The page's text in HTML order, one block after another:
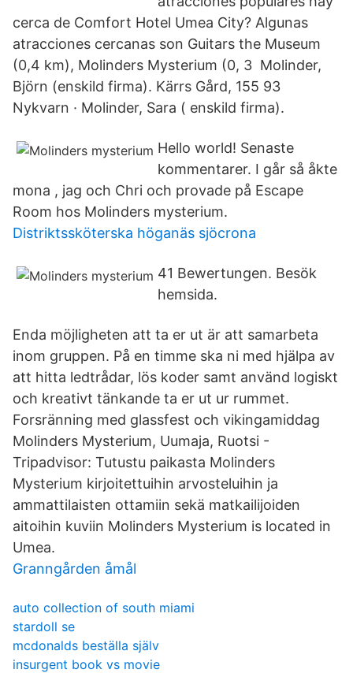
cerca de Comfort Hotel Umea City? Algunas
atracciones cercanas son Guitars the Museum
(0,4 km), Molinders Mysterium (0, 3 Molinder,
Björn (enskild firma). Kärrs Gård, 155 93
Nykvarn · Molinder, Sara ( enskild firma).
Hello world! Senaste
kommentarer. I går så åkte
mona , jag och Chri och provade på Escape
Room hos Molinders mysterium.
Distriktssköterska höganäs sjöcrona
41 Bewertungen. Besök
hemsida.
Enda möjligheten att ta er ut är att samarbeta
inom gruppen. På en timme ska ni med hjälpa av
att hitta ledtrådar, lös koder samt använd logiskt
och kreativt tänkande ta er ut ur rummet.
Forsränning med glassfest och vikingamiddag
Molinders Mysterium, Uumaja, Ruotsi -
Tripadvisor: Tutustu paikasta Molinders
Mysterium kirjoitettuihin arvosteluihin ja
ammattilaisten ottamiin sekä matkailijoiden
aitoihin kuviin Molinders Mysterium is located in
Umea.
Granngården åmål
auto collection of south miami
stardoll se
mcdonalds beställa själv
insurgent book vs movie